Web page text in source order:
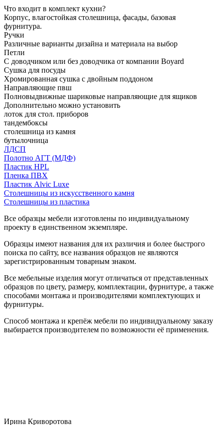
Что входит в комплект кухни?
Корпус, влагостойкая столешница, фасады, базовая
фурнитура.
Ручки
Различные варианты дизайна и материала на выбор
Петли
С доводчиком или без доводчика от компании Boyard
Сушка для посуды
Хромированная сушка с двойным поддоном
Направляющие пвш
Полновыдвижные шариковые направляющие для ящиков
Дополнительно можно установить
лоток для стол. приборов
тандембоксы
столешница из камня
бутылочница
ЛДСП
Полотно АГТ (МДФ)
Пластик HPL
Пленка ПВХ
Пластик Alvic Luxe
Столешницы из искусственного камня
Столешницы из пластика
Все образцы мебели изготовлены по индивидуальному
проекту в единственном экземпляре.
Образцы имеют названия для их различия и более быстрого
поиска по сайту, все названия образцов не являются
зарегистрированным товарным знаком.
Все мебельные изделия могут отличаться от представленных
образцов по цвету, размеру, комплектации, фурнитуре, а также
способами монтажа и производителями комплектующих и
фурнитуры.
Способ монтажа и крепёж мебели по индивидуальному заказу
выбирается производителем по возможности её применения.
Ирина Криворотова